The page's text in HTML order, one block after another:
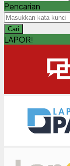
Pencarian
Cari
LAPOR!